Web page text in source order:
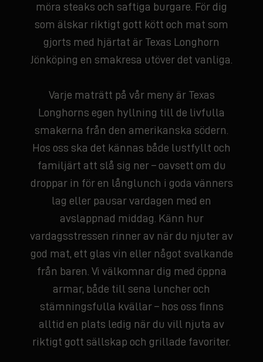
möra steaks och saftiga burgare. För dig
som älskar riktigt gott kött och mat som
gjorts med hjärtat är Texas Longhorn
Jönköping en smakresa utöver det vanliga.
Varje maträtt på vår meny är Texas
Longhorns egen hyllning till de livfulla
smakerna från den amerikanska södern.
Hos oss ska det kännas både lustfyllt och
familjärt att slå sig ner – oavsett om du
droppar in för en långlunch i goda vänners
lag eller pausar vardagen med en
avslappnad middag. Känn hur
vardagsstressen rinner av när du njuter av
god mat, ett glas vin eller något svalkande
från baren. Vi välkomnar dig med öppna
armar, både till sena luncher och
stämningsfulla kvällar – hos oss finns
alltid en plats ledig när du vill njuta av
riktigt gott sällskap och grillade favoriter.